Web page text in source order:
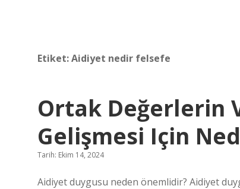
Etiket:Aidiyet nedir felsefe
Ortak Değerlerin
Gelişmesi Için
Tarih: Ekim 14, 2024
Aidiyet duygusu neden önemlidir? Aidiyet